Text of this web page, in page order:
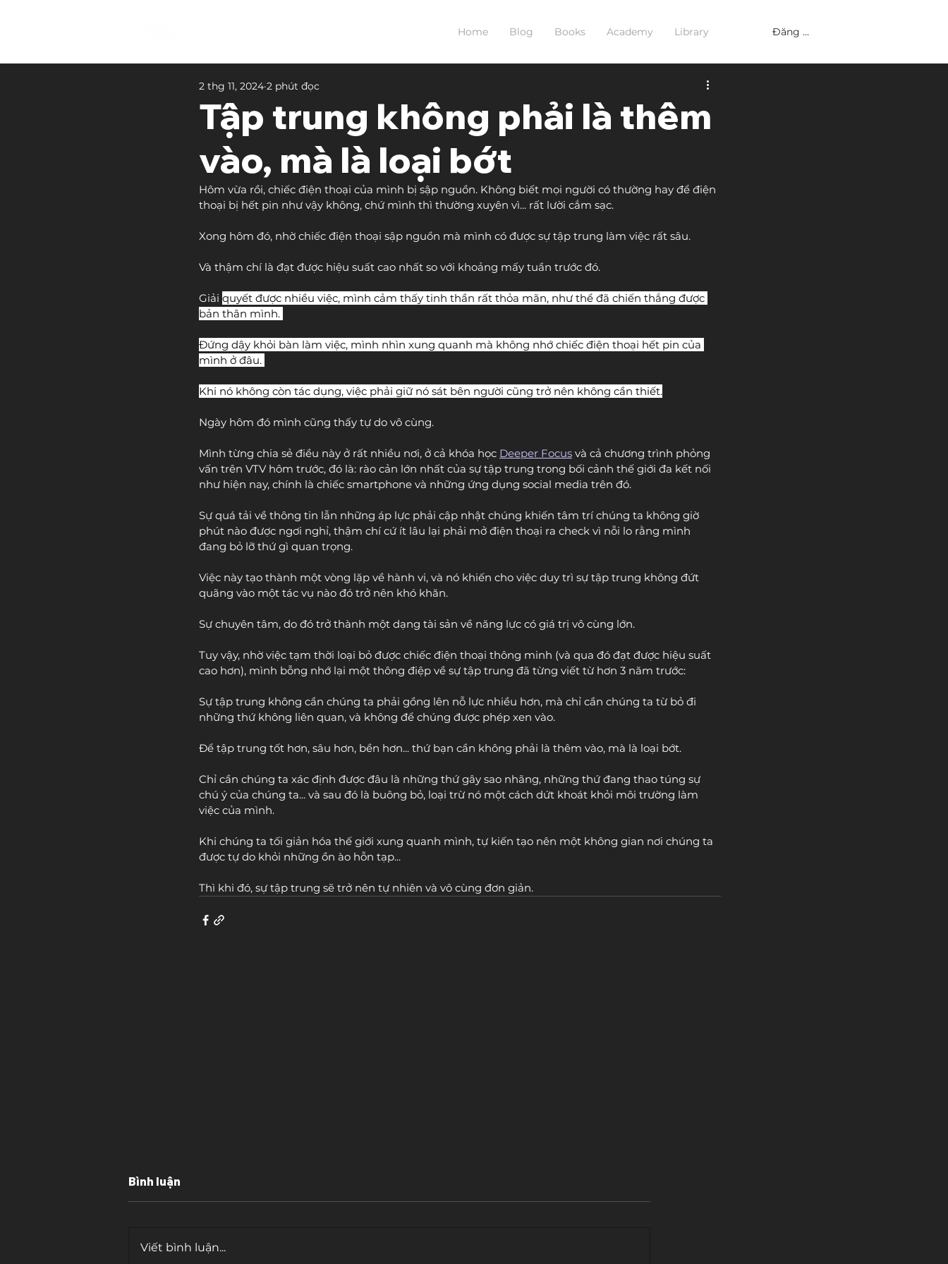
Home Blog Books Academy Library Đăng nhập
Tập trung không phải là thêm
vào, mà là loại bớt
2 thg 11, 2024 2 phút đọc
Hôm vừa rồi, chiếc điện thoại của mình bị sập nguồn. Không biết mọi người có thường hay để điện
thoại bị hết pin như vậy không, chứ mình thì thường xuyên vì... rất lười cắm sạc.
Xong hôm đó, nhờ chiếc điện thoại sập nguồn mà mình có được sự tập trung làm việc rất sâu.
Và thậm chí là đạt được hiệu suất cao nhất so với khoảng mấy tuần trước đó.
Giải quyết được nhiều việc, mình cảm thấy tinh thần rất thỏa mãn, như thể đã chiến thắng được
bản thân mình.
Đứng dậy khỏi bàn làm việc, mình nhìn xung quanh mà không nhớ chiếc điện thoại hết pin của
mình ở đâu.
Khi nó không còn tác dụng, việc phải giữ nó sát bên người cũng trở nên không cần thiết.
Ngày hôm đó mình cũng thấy tự do vô cùng.
Mình từng chia sẻ điều này ở rất nhiều nơi, ở cả khóa học Deeper Focus và cả chương trình phỏng
vấn trên VTV hôm trước, đó là: rào cản lớn nhất của sự tập trung trong bối cảnh thế giới đa kết nối
như hiện nay, chính là chiếc smartphone và những ứng dụng social media trên đó.
Sự quá tải về thông tin lẫn những áp lực phải cập nhật chúng khiến tâm trí chúng ta không giờ
phút nào được ngơi nghỉ, thậm chí cứ ít lâu lại phải mở điện thoại ra check vì nỗi lo rằng mình
đang bỏ lỡ thứ gì quan trọng.
Việc này tạo thành một vòng lặp về hành vi, và nó khiến cho việc duy trì sự tập trung không đứt
quãng vào một tác vụ nào đó trở nên khó khăn.
Sự chuyên tâm, do đó trở thành một dạng tài sản về năng lực có giá trị vô cùng lớn.
Tuy vậy, nhờ việc tạm thời loại bỏ được chiếc điện thoại thông minh (và qua đó đạt được hiệu suất
cao hơn), mình bỗng nhớ lại một thông điệp về sự tập trung đã từng viết từ hơn 3 năm trước:
Sự tập trung không cần chúng ta phải gồng lên nỗ lực nhiều hơn, mà chỉ cần chúng ta từ bỏ đi
những thứ không liên quan, và không để chúng được phép xen vào.
Để tập trung tốt hơn, sâu hơn, bền hơn... thứ bạn cần không phải là thêm vào, mà là loại bớt.
Chỉ cần chúng ta xác định được đâu là những thứ gây sao nhãng, những thứ đang thao túng sự
chú ý của chúng ta... và sau đó là buông bỏ, loại trừ nó một cách dứt khoát khỏi môi trường làm
việc của mình.
Khi chúng ta tối giản hóa thế giới xung quanh mình, tự kiến tạo nên một không gian nơi chúng ta
được tự do khỏi những ồn ào hỗn tạp...
Thì khi đó, sự tập trung sẽ trở nên tự nhiên và vô cùng đơn giản.
Bình luận
Viết bình luận...